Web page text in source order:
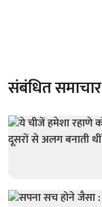
संबंधित समाचार